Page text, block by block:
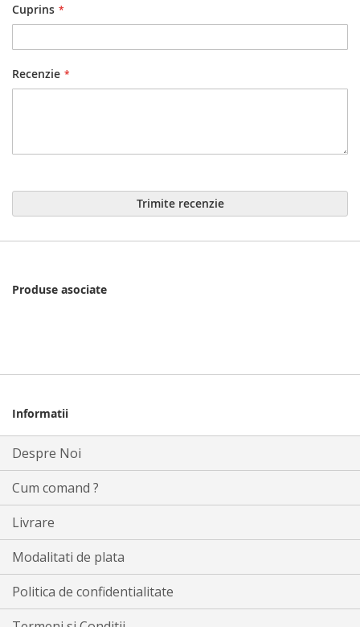
Cuprins
Recenzie
Trimite recenzie
Produse asociate
Informatii
Despre Noi
Cum comand ?
Livrare
Modalitati de plata
Politica de confidentialitate